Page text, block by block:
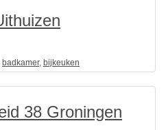
badkamer, bijkeuken
38 Groningen